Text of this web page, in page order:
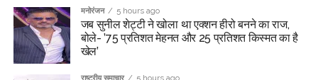
मनोरंजन 5 hours ago
जब सुनील शेट्टी ने खोला था एक्शन हीरो बनने का राज,
बोले- ’75 प्रतिशत मेहनत और 25 प्रतिशत किस्मत का है
खेल’